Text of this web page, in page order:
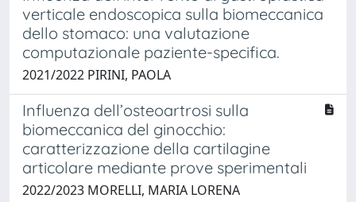
verticale endoscopica sulla biomeccanica
dello stomaco: una valutazione
computazionale paziente-specifica.
2021/2022 PIRINI, PAOLA
Influenza dell’osteoartrosi sulla
biomeccanica del ginocchio:
caratterizzazione della cartilagine
articolare mediante prove sperimentali
2022/2023 MORELLI, MARIA LORENA